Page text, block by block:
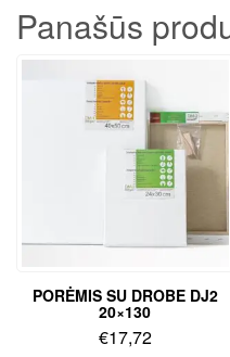
Panašūs
PORĖMIS SU DROBE DJ2
20×130
€17,72